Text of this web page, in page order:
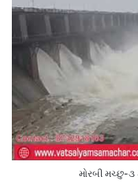
મોરબી મચ્છુ-૩